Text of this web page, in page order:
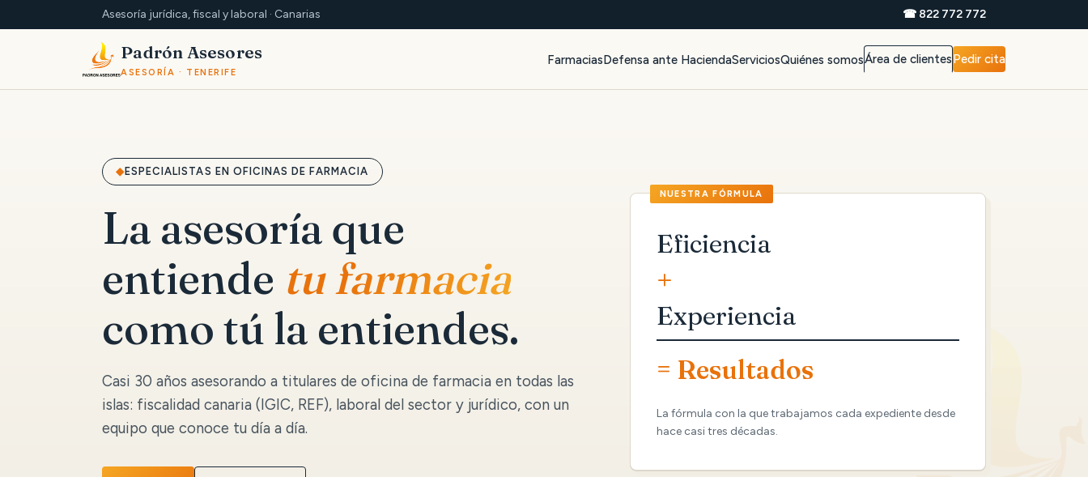
Asesoría jurídica, fiscal y laboral · Canarias ☎ 822 772 772
Padrón Asesores
ASESORÍA · TENERIFE
FarmaciasDefensa ante HaciendaServiciosQuiénes somosÁrea de clientesPedir cita
ESPECIALISTAS EN OFICINAS DE FARMACIA
La asesoría que
entiende tu farmacia
como tú la entiendes.
Casi 30 años asesorando a titulares de oficina de farmacia en todas las
islas: fiscalidad canaria (IGIC, REF), laboral del sector y jurídico, con un
equipo que conoce tu día a día.
Eficiencia
+
Experiencia
= Resultados
La fórmula con la que trabajamos cada expediente desde
hace casi tres décadas.